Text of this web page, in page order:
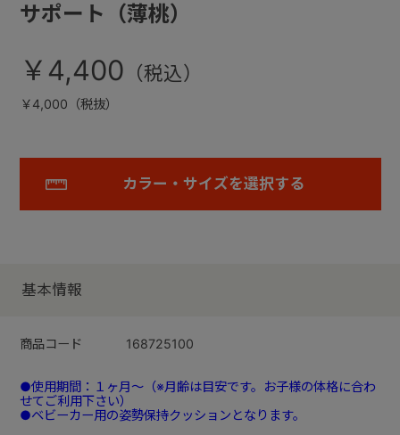
サポート（薄桃）
￥4,400
￥4,000（税抜）
カラー・サイズを選択する
基本情報
商品コード 168725100
●使用期間：１ヶ月～（※月齢は目安です。お子様の体格に合わ
せてご利用下さい）
●ベビーカー用の姿勢保持クッションとなります。